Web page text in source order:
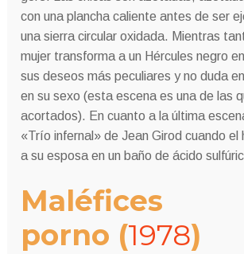
con una plancha caliente antes de ser
una sierra circular oxidada. Mientras
mujer transforma a un Hércules negro
sus deseos más peculiares y no duda
en su sexo (esta escena es una de las
acortados). En cuanto a la última
«Trío infernal» de Jean Girod cuando el
a su esposa en un baño de ácido
Maléfices
porno (1978)